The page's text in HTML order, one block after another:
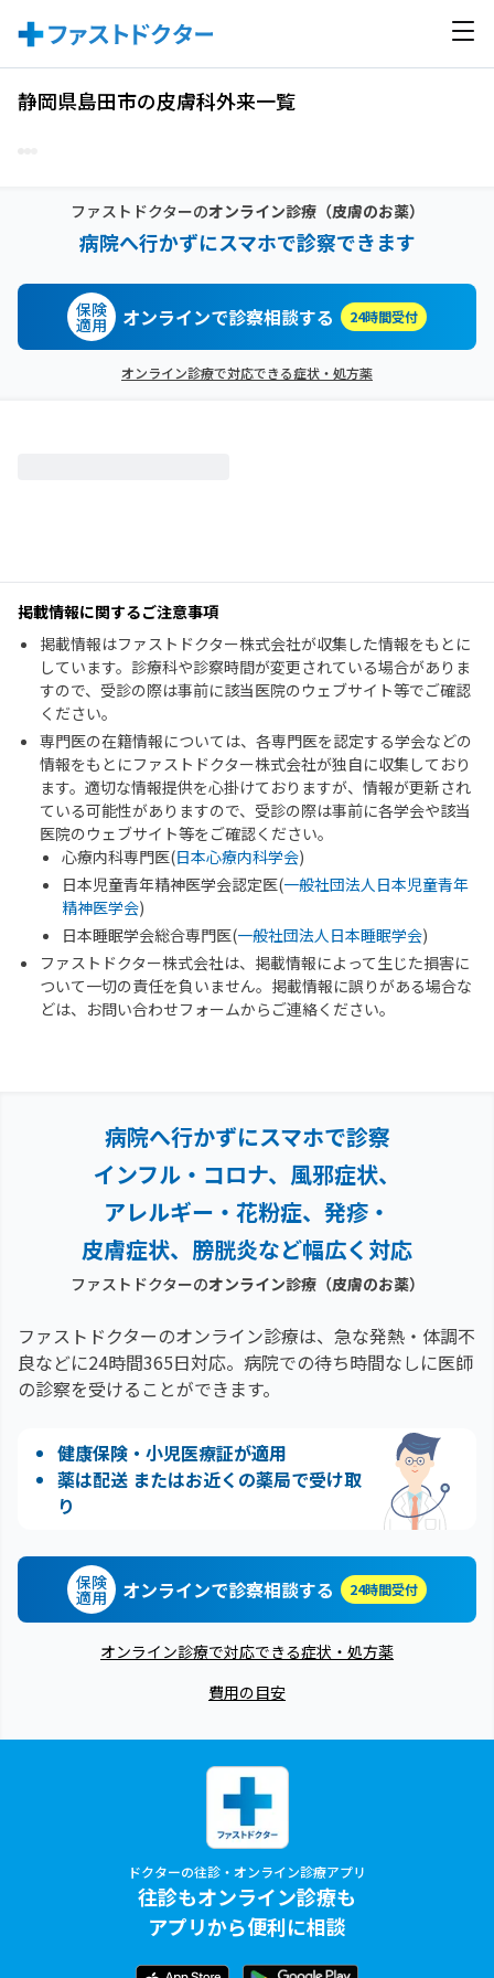
静岡県島田市の皮膚科外来一覧
ファストドクターのオンライン診療（皮膚のお薬）
病院へ行かずにスマホで診察できます
保険
適用 オンラインで診察相談する 24時間受付
オンライン診療で対応できる症状・処方薬
掲載情報に関するご注意事項
掲載情報はファストドクター株式会社が収集した情報をもとに
しています。診療科や診察時間が変更されている場合がありま
すので、受診の際は事前に該当医院のウェブサイト等でご確認
ください。
専門医の在籍情報については、各専門医を認定する学会などの
情報をもとにファストドクター株式会社が独自に収集しており
ます。適切な情報提供を心掛けておりますが、情報が更新され
ている可能性がありますので、受診の際は事前に各学会や該当
医院のウェブサイト等をご確認ください。
心療内科専門医(日本心療内科学会)
日本児童青年精神医学会認定医(一般社団法人日本児童青年
精神医学会)
日本睡眠学会総合専門医(一般社団法人日本睡眠学会)
ファストドクター株式会社は、掲載情報によって生じた損害に
ついて一切の責任を負いません。掲載情報に誤りがある場合な
どは、お問い合わせフォームからご連絡ください。
病院へ行かずにスマホで診察
インフル・コロナ、風邪症状、
アレルギー・花粉症、 発疹・
皮膚症状、膀胱炎など幅広く対応
ファストドクターのオンライン診療（皮膚のお薬）
ファストドクターのオンライン診療は、急な発熱・体調不
良などに24時間365日対応。 病院での待ち時間なしに医師
の診察を受けることができます。
健康保険・小児医療証が適用
薬は配送 またはお近くの薬局で受け取
り
保険
適用 オンラインで診察相談する 24時間受付
オンライン診療で対応できる症状・処方薬
費用の目安
ドクターの往診・オンライン診療アプリ
往診もオンライン診療も
アプリから便利に相談